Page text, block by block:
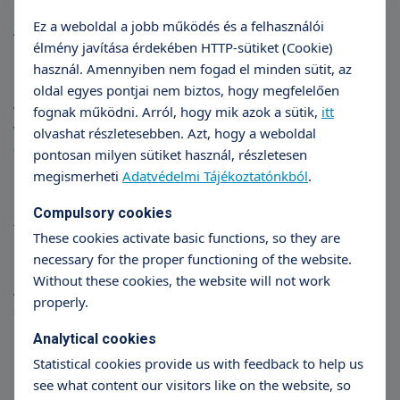
A méhmüködést a készülék a méh összehúzódásakor
megváltozott szöveti elektromos vezetőképességgel lehet
mérni. A méhizom nyugalmi állapotában is aktív. A
méhtestben percenként több, kisebb ingerhullám terjed
végig (Alvarez hullámok). Ezek az összehúzódások a
várandósság alatt egyre fokozódnak. Időnként egy-egy
erősebb méhtevékenység is regisztrálható anélkül, hogy ezt a
kismama érezné, vagy fájásként élné meg (Braxton-Hicks-
kontrakciók). Ezen összehúzódások funkciója valószínűleg a
méhizom tornája, valamint a lepényi vérkeringés felfrissítése,
teljesen élettaniak, nem kell tőlük megijedni.
NST - non-stressz teszt
Az NST egy nyugalmi állapotban végzett CTG vizsgálat, mely
során a magzat mozgásait is rögzítjük. Ezt a kismama egy
nyomógomb segítségével jelzi a készüléknek. Az eredmény
háromféle lehet:
Reaktív: a görbe jó, a magzat aktív és a magzatmozgásokra a
Ez a weboldal a jobb működés és a felhasználói
élmény javítása érdekében HTTP-sütiket (Cookie)
használ. Amennyiben nem fogad el minden sütit, az
oldal egyes pontjai nem biztos, hogy megfelelően
fognak működni. Arról, hogy mik azok a sütik, itt
olvashat részletesebben. Azt, hogy a weboldal
pontosan milyen sütiket használ, részletesen
megismerheti Adatvédelmi Tájékoztatónkból.
Compulsory cookies
These cookies activate basic functions, so they are
necessary for the proper functioning of the website.
Without these cookies, the website will not work
properly.
Analytical cookies
Statistical cookies provide us with feedback to help us
see what content our visitors like on the website, so